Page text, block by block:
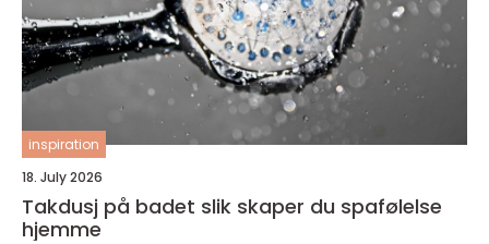
inspiration
18. July 2026
Takdusj på badet slik skaper du spafølelse
hjemme